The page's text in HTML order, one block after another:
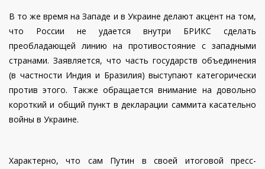
В то же время на Западе и в Украине делают акцент на том,
что России не удается внутри БРИКС сделать
преобладающей линию на противостояние с западными
странами. Заявляется, что часть государств объединения
(в частности Индия и Бразилия) выступают категорически
против этого. Также обращается внимание на довольно
короткий и общий пункт в декларации саммита касательно
войны в Украине.
Характерно, что сам Путин в своей итоговой пресс-